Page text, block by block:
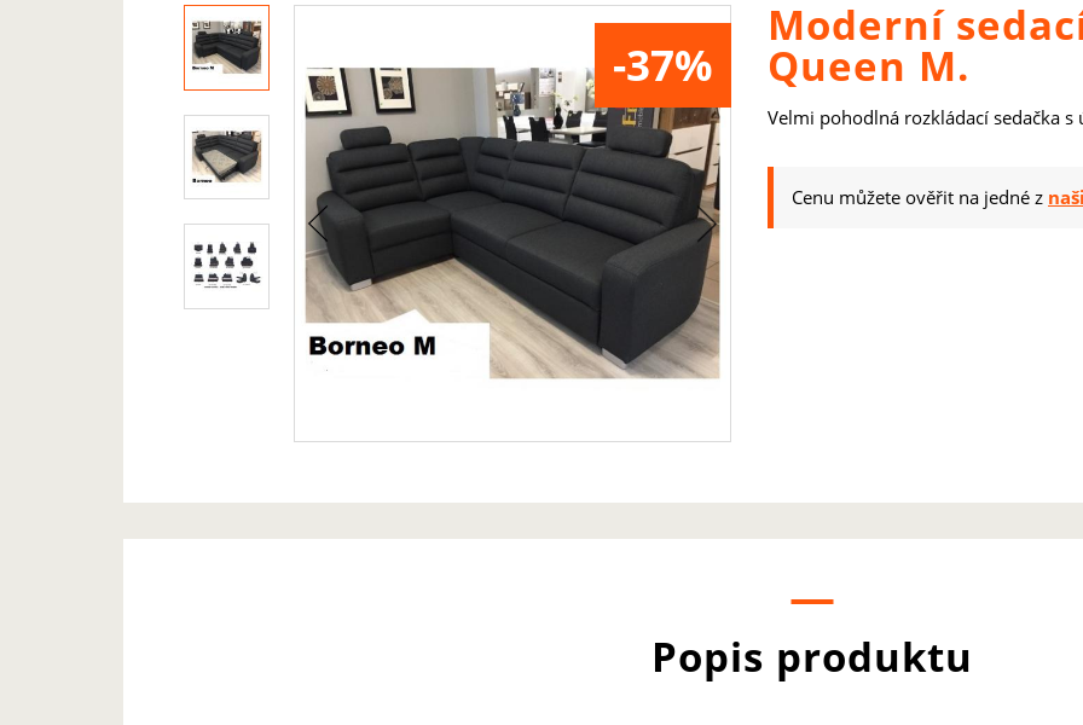
-37%
Moderní
Queen M.
Velmi pohodlná rozkládací sedačka
Cenu můžete ověřit na jedné z
Popis produktu